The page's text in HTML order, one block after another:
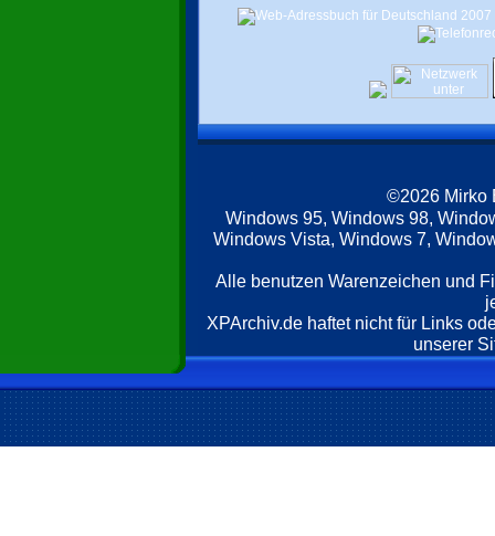
©2026 Mirko
Windows 95, Windows 98,
Windows Vista, Windows 7,
Alle benutzen Warenzeichen und
XPArchiv.de haftet nicht für Links
unserer